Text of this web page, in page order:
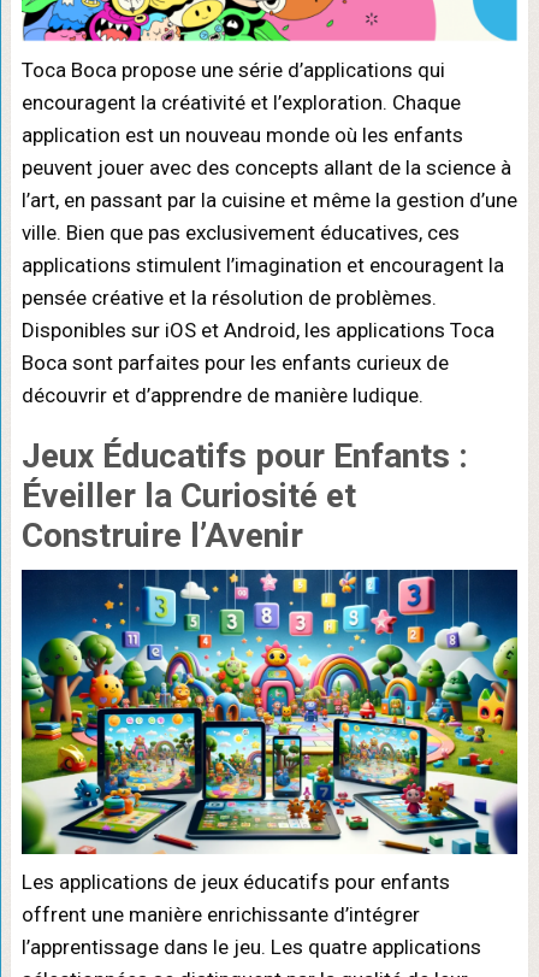
Toca Boca propose une série d’applications qui
encouragent la créativité et l’exploration. Chaque
application est un nouveau monde où les enfants
peuvent jouer avec des concepts allant de la science à
l’art, en passant par la cuisine et même la gestion d’une
ville. Bien que pas exclusivement éducatives, ces
applications stimulent l’imagination et encouragent la
pensée créative et la résolution de problèmes.
Disponibles sur iOS et Android, les applications Toca
Boca sont parfaites pour les enfants curieux de
découvrir et d’apprendre de manière ludique.
Jeux Éducatifs pour Enfants :
Éveiller la Curiosité et
Construire l’Avenir
Les applications de jeux éducatifs pour enfants
offrent une manière enrichissante d’intégrer
l’apprentissage dans le jeu. Les quatre applications